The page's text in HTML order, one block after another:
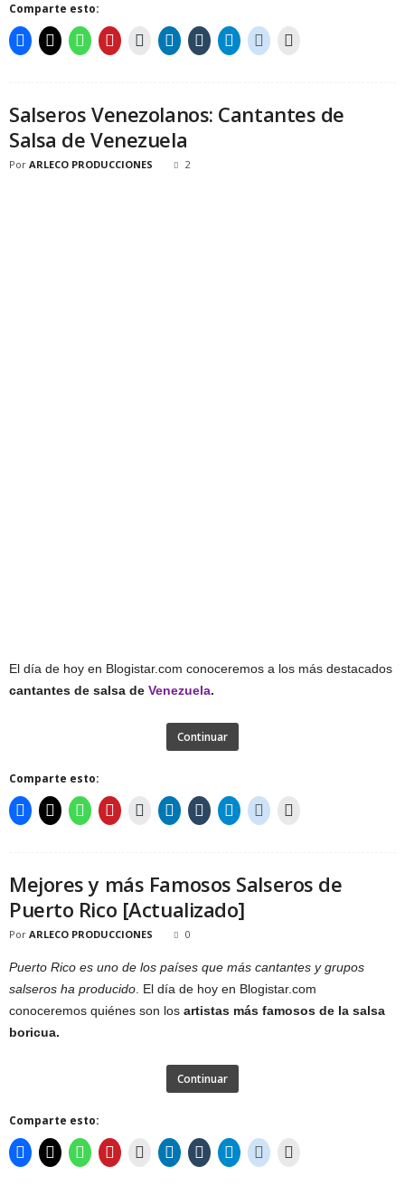
Comparte esto:
Salseros Venezolanos: Cantantes de
Salsa de Venezuela
Por ARLECO PRODUCCIONES 2
El día de hoy en Blogistar.com conoceremos a los más destacados
cantantes de salsa de Venezuela.
Continuar
Comparte esto:
Mejores y más Famosos Salseros de
Puerto Rico [Actualizado]
Por ARLECO PRODUCCIONES 0
Puerto Rico es uno de los países que más cantantes y grupos
salseros ha producido. El día de hoy en Blogistar.com
conoceremos quiénes son los artistas más famosos de la salsa
boricua.
Continuar
Comparte esto: